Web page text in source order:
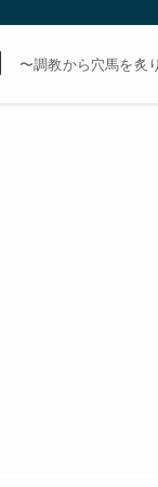
〜調教から穴馬を炙